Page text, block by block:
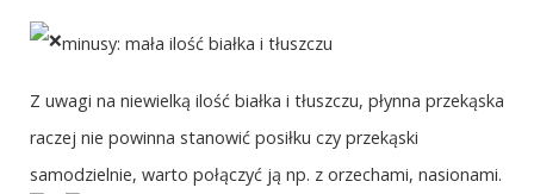
minusy: mała ilość białka i tłuszczu
Z uwagi na niewielką ilość białka i tłuszczu, płynna przekąska
raczej nie powinna stanowić posiłku czy przekąski
samodzielnie, warto połączyć ją np. z orzechami, nasionami.